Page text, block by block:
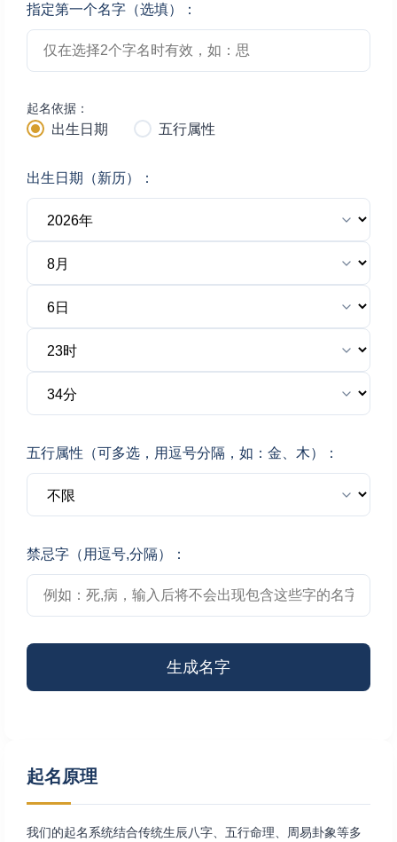
指定第一个名字（选填）：
起名依据：
出生日期 五行属性
出生日期（新历）：
五行属性（可多选，用逗号分隔，如：金、木）：
禁忌字（用逗号,分隔）：
起名原理
我们的起名系统结合传统生辰八字、五行命理、周易卦象等多